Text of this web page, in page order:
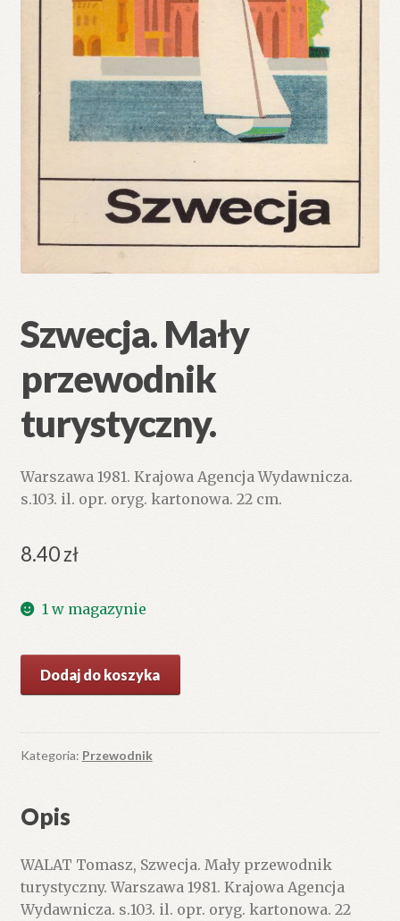
Szwecja. Mały
przewodnik
turystyczny.
Warszawa 1981. Krajowa Agencja Wydawnicza.
s.103. il. opr. oryg. kartonowa. 22 cm.
8.40zł
1 w magazynie
Szwecja.
przewodnik
turystyczny.
Dodaj do koszyka
Kategoria: Przewodnik
Opis
WALAT Tomasz, Szwecja. Mały przewodnik
turystyczny. Warszawa 1981. Krajowa Agencja
Wydawnicza. s.103. il. opr. oryg. kartonowa. 22